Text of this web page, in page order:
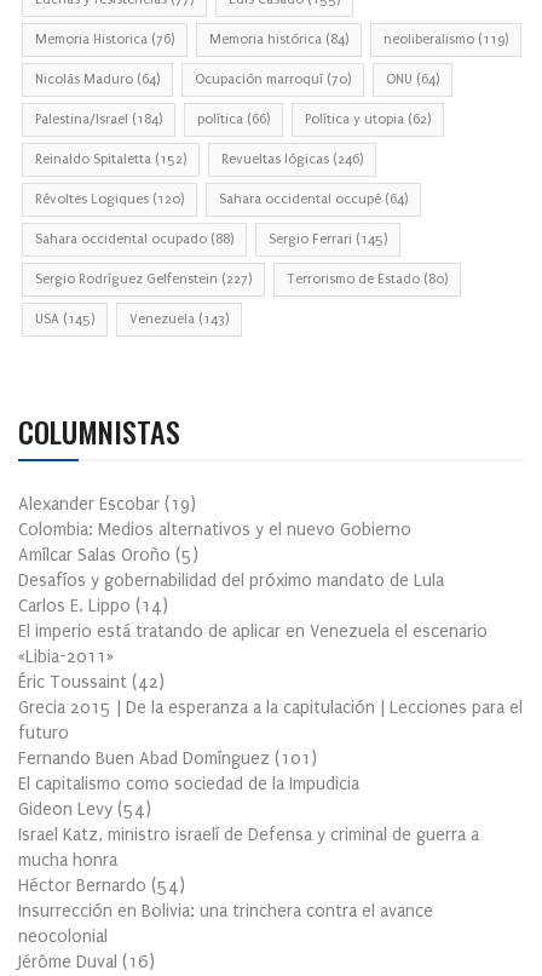
Memoria Historica (76) Memoria histórica (84) neoliberalismo (119)
Nicolás Maduro (64) Ocupación marroquí (70) ONU (64)
Palestina/Israel (184) política (66) Política y utopia (62)
Reinaldo Spitaletta (152) Revueltas lógicas (246)
Révoltes Logiques (120) Sahara occidental occupé (64)
Sahara occidental ocupado (88) Sergio Ferrari (145)
Sergio Rodríguez Gelfenstein (227) Terrorismo de Estado (80)
USA (145) Venezuela (143)
COLUMNISTAS
Alexander Escobar (19)
Colombia: Medios alternativos y el nuevo Gobierno
Amílcar Salas Oroño (5)
Desafíos y gobernabilidad del próximo mandato de Lula
Carlos E. Lippo (14)
El imperio está tratando de aplicar en Venezuela el escenario
«Libia-2011»
Éric Toussaint (42)
Grecia 2015 | De la esperanza a la capitulación | Lecciones para el
futuro
Fernando Buen Abad Domínguez (101 )
El capitalismo como sociedad de la Impudicia
Gideon Levy (54)
Israel Katz, ministro israelí de Defensa y criminal de guerra a
mucha honra
Héctor Bernardo (54)
Insurrección en Bolivia: una trinchera contra el avance
neocolonial
Jérôme Duval (16)